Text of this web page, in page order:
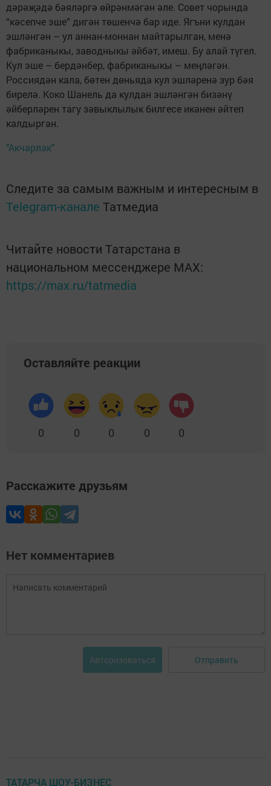
дәрәҗәдә бәяләргә өйрәнмәгән әле. Совет чорында
“кәсепче эше” дигән төшенчә бар иде. Ягъни кулдан
эшләнгән – ул аннан-моннан майтарылган, менә
фабриканыкы, заводныкы әйбәт, имеш. Бу алай түгел.
Кул эше – бердәнбер, фабриканыкы – меңләгән.
Россиядән кала, бөтен дөньяда кул эшләренә зур бәя
бирелә. Коко Шанель да кулдан эшләнгән бизәнү
әйберләрен тагу зәвыклылык билгесе икәнен әйтеп
калдырган.
"Акчарлак"
Следите за самым важным и интересным в
Telegram-канале Татмедиа
Читайте новости Татарстана в
национальном мессенджере MАХ:
https://max.ru/tatmedia
Оставляйте реакции
0 0 0 0 0
Расскажите друзьям
Нет комментариев
Авторизоваться Отправить
ТАТАРЧА ШОУ-БИЗНЕС